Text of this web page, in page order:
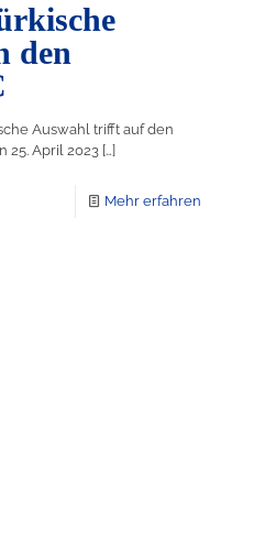
den
Auswahl trifft auf den
25. April 2023 […]
Mehr erfahren